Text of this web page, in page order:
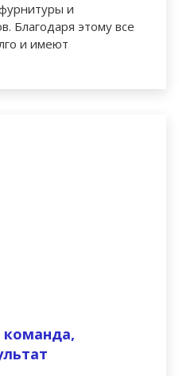
и
Благодаря этому все
и имеют
команда,